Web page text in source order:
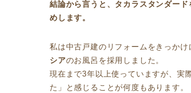
結論から言うと、タカラスタンダー
めします。
私は中古戸建のリフォームをきっかけ
シアのお風呂を採用しました。
現在まで3年以上使っていますが、実
た」と感じることが何度もあります。